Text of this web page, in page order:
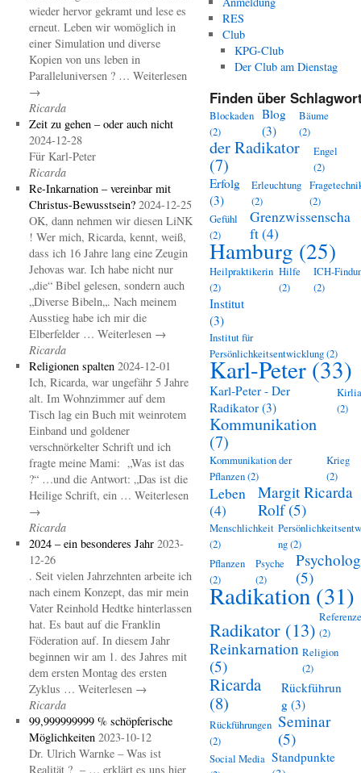
wieder hervor gekramt und lese es
erneut. Leben wir womöglich in
einer Simulation und diverse
Kopien von uns leben in
Paralleluniversen ? … Weiterlesen
→
Ricarda
Zeit zu gehen – oder auch nicht
2024-12-28
Für Karl-Peter
Ricarda
Re-Inkarnation – vereinbar mit
Christus-Bewusstsein? 2024-12-25
OK, dann nehmen wir diesen LiNK
! Wer mich, Ricarda, kennt, weiß,
dass ich 16 Jahre lang eine Zeugin
Jehovas war. Ich habe nicht nur
„die“ Bibel gelesen, sondern auch
„Diverse Bibeln„. Nach meinem
Ausstieg habe ich mir die
Elberfelder … Weiterlesen →
Ricarda
Religionen spalten 2024-12-01
Ich, Ricarda, war ungefähr 5 Jahre
alt. Im Wohnzimmer auf dem
Tisch lag ein Buch mit weinrotem
Einband und goldener
verschnörkelter Schrift und ich
fragte meine Mami: „Was ist das
?“ …und die Antwort: „Das ist die
Heilige Schrift, ein … Weiterlesen
→
Ricarda
2024 – ein besonderes Jahr 2023-
12-26
. Seit vielen Jahrzehnten arbeite ich
nach einem Konzept, das mir mein
Vater Reinhold Hedtke hinterlassen
hat. Es baut auf die Franklin
Föderation auf. In diesem Jahr
beginnen wir am 1. des Jahres mit
dem ersten Montag des ersten
Zyklus … Weiterlesen →
Ricarda
99,999999999 % schöpferische
Möglichkeiten 2023-10-12
Dr. Ulrich Warnke – Was ist
Realität ? – … erklärt es uns hier
RES
Club
KPG-Club
Der Club am Dienstag
Finden über
Blockaden
(2)
Blog
(3)
Bäume
(2)
der Radikator
(7)
Engel
(2)
Erfolg
(3)
Erleuchtung
(2)
(2)
Gefühl
(2)
Grenzwissenscha
ft(4)
Hamburg (25)
Heilpraktikerin
(2)
Hilfe
(2)
ICH-
(2)
Institut
(3)
Institut für
Persönlichkeitsentwicklung(2)
Karl-Peter (33)
Karl-Peter - Der
Radikator (3)
(2)
Kommunikation
(7)
Kommunikation der
Pflanzen(2)
Krieg
(2)
Leben
(4)
Margit Ricarda
Rolf(5)
Menschlichkeit
(2)
ng(2)
Pflanzen
(2)
Psyche
(2)
(5)
Radikation(31)
Radikator (13) (2)
Reinkarnation
(5)
Religion
(2)
Ricarda
(8)
Rückführun
g (3)
Rückführungen
(2)
Seminar
(5)
Social Media Standpunkte